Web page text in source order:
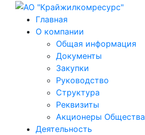
Главная
О компании
Общая информация
Документы
Закупки
Руководство
Структура
Реквизиты
Акционеры Общества
Деятельность